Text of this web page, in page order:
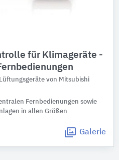
für Klimageräte -
von Mitsubishi
Fernbedienungen sowie
in allen Größen
Galerie